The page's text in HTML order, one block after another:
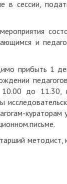
в сессии,
и
прибыть 1
10.00 до
кураторам